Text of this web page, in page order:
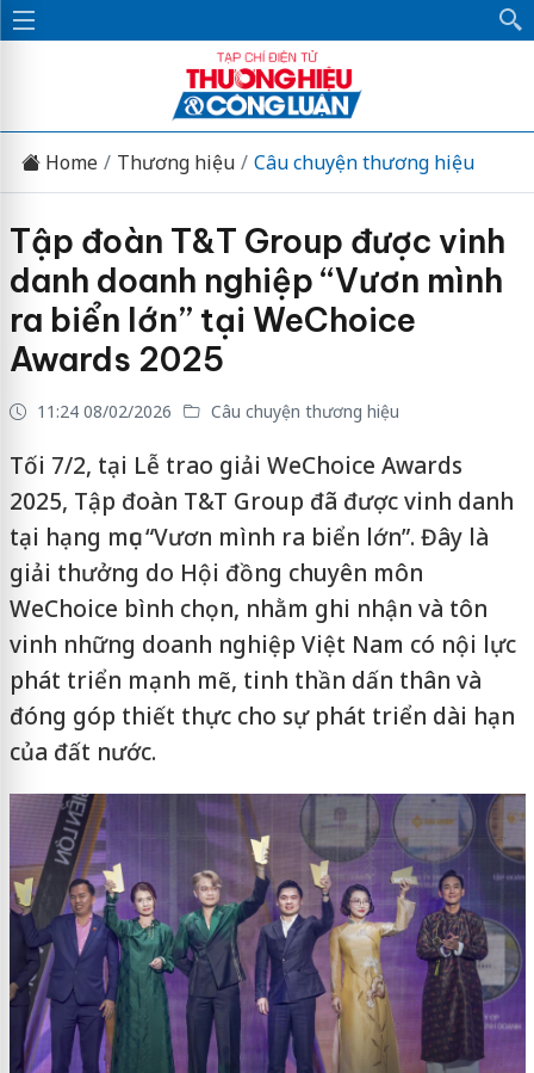
Home Thương hiệu Câu chuyện thương hiệu
Tập đoàn T&T Group được vinh
danh doanh nghiệp “Vươn mình
ra biển lớn” tại WeChoice
Awards 2025
11:24 08/02/2026 Câu chuyện thương hiệu
Tối 7/2, tại Lễ trao giải WeChoice Awards
2025, Tập đoàn T&T Group đã được vinh danh
tại hạng mục “Vươn mình ra biển lớn”. Đây là
giải thưởng do Hội đồng chuyên môn
WeChoice bình chọn, nhằm ghi nhận và tôn
vinh những doanh nghiệp Việt Nam có nội lực
phát triển mạnh mẽ, tinh thần dấn thân và
đóng góp thiết thực cho sự phát triển dài hạn
của đất nước.